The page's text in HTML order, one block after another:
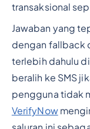
transaksional
Jawaban yang
dengan fallback
terlebih dahulu
beralih ke SMS
pengguna tidak
VerifyNow